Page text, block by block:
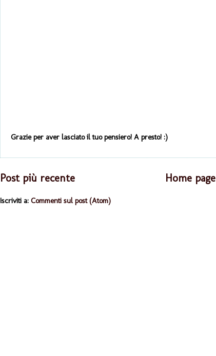
Grazie per aver lasciato il tuo pensiero! A presto! :)
Post più recente Home page
Iscriviti a: Commenti sul post (Atom)